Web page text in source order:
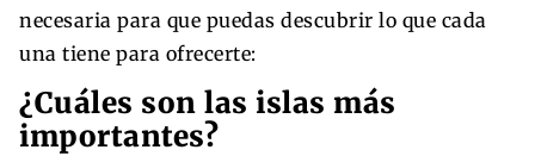
necesaria para que puedas descubrir lo que cada
una tiene para ofrecerte:
¿Cuáles son las islas más
importantes?